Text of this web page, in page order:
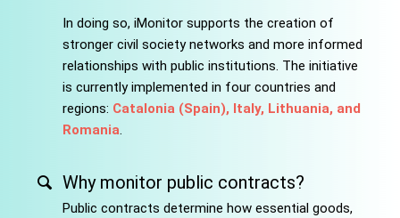
In doing so, iMonitor supports the creation of
stronger civil society networks and more informed
relationships with public institutions. The initiative
is currently implemented in four countries and
regions: Catalonia (Spain), Italy, Lithuania, and
Romania.
Why monitor public contracts?
Public contracts determine how essential goods,